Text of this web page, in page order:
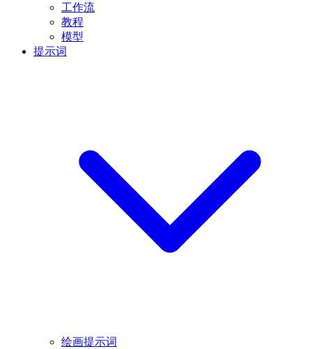
工作流
教程
模型
提示词
绘画提示词